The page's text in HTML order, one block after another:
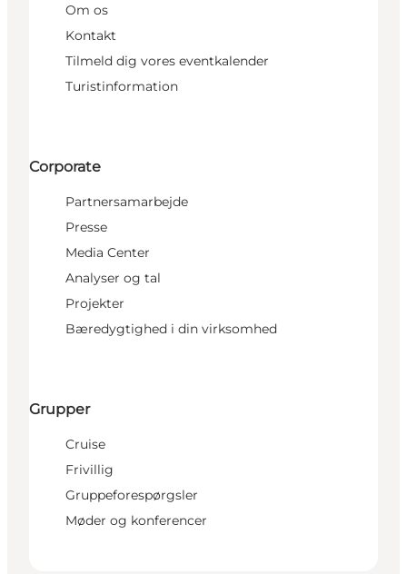
Om os
Kontakt
Tilmeld dig vores eventkalender
Turistinformation
Corporate
Partnersamarbejde
Presse
Media Center
Analyser og tal
Projekter
Bæredygtighed i din virksomhed
Grupper
Cruise
Frivillig
Gruppeforespørgsler
Møder og konferencer